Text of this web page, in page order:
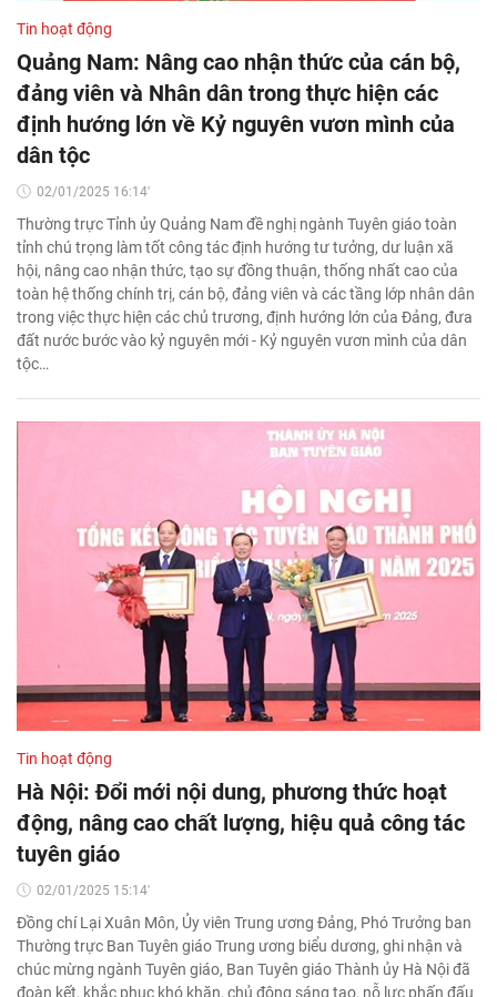
Tin hoạt động
Quảng Nam: Nâng cao nhận thức của cán bộ,
đảng viên và Nhân dân trong thực hiện các
định hướng lớn về Kỷ nguyên vươn mình của
dân tộc
02/01/2025 16:14'
Thường trực Tỉnh ủy Quảng Nam đề nghị ngành Tuyên giáo toàn
tỉnh chú trọng làm tốt công tác định hướng tư tưởng, dư luận xã
hội, nâng cao nhận thức, tạo sự đồng thuận, thống nhất cao của
toàn hệ thống chính trị, cán bộ, đảng viên và các tầng lớp nhân dân
trong việc thực hiện các chủ trương, định hướng lớn của Đảng, đưa
đất nước bước vào kỷ nguyên mới - Kỷ nguyên vươn mình của dân
tộc…
Tin hoạt động
Hà Nội: Đổi mới nội dung, phương thức hoạt
động, nâng cao chất lượng, hiệu quả công tác
tuyên giáo
02/01/2025 15:14'
Đồng chí Lại Xuân Môn, Ủy viên Trung ương Đảng, Phó Trưởng ban
Thường trực Ban Tuyên giáo Trung ương biểu dương, ghi nhận và
chúc mừng ngành Tuyên giáo, Ban Tuyên giáo Thành ủy Hà Nội đã
đoàn kết, khắc phục khó khăn, chủ động sáng tạo, nỗ lực phấn đấu